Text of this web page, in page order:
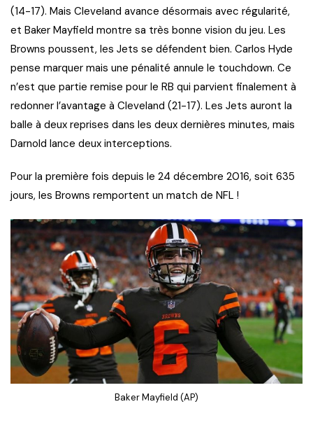
(14-17). Mais Cleveland avance désormais avec régularité,
et Baker Mayfield montre sa très bonne vision du jeu. Les
Browns poussent, les Jets se défendent bien. Carlos Hyde
pense marquer mais une pénalité annule le touchdown. Ce
n’est que partie remise pour le RB qui parvient finalement à
redonner l’avantage à Cleveland (21-17). Les Jets auront la
balle à deux reprises dans les deux dernières minutes, mais
Darnold lance deux interceptions.
Pour la première fois depuis le 24 décembre 2016, soit 635
jours, les Browns remportent un match de NFL !
Baker Mayfield (AP)